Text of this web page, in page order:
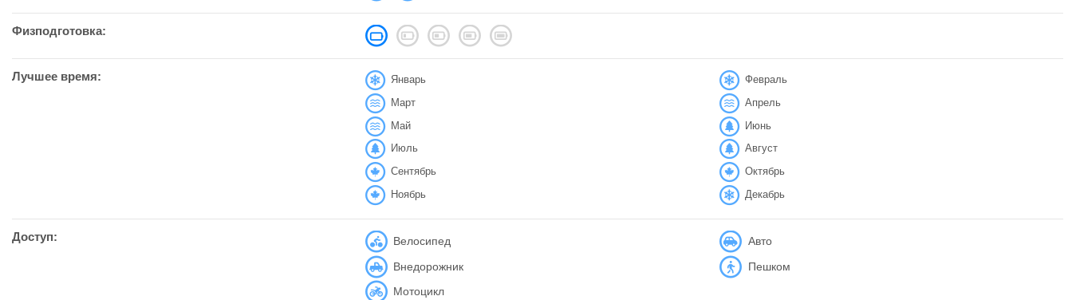
Физподготовка:
Лучшее время: Январь Февраль
Март Апрель
Май Июнь
Июль Август
Сентябрь Октябрь
Ноябрь Декабрь
Доступ: Велосипед
Авто
Внедорожник
Пешком
Мотоцикл